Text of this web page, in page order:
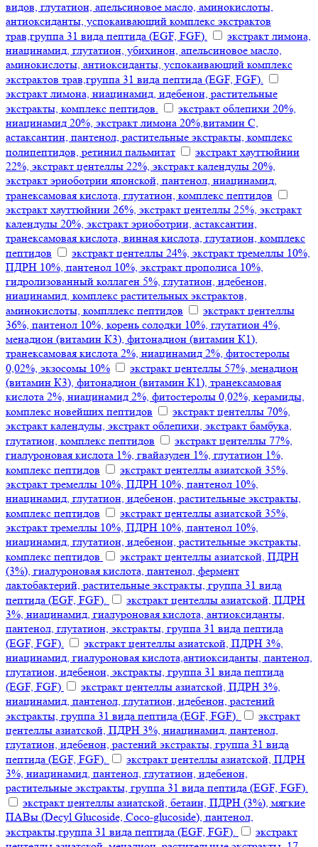
видов, глутатион, апельсиновое масло, аминокислоты,
антиоксиданты, успокаивающий комплекс экстрактов
трав,группа 31 вида пептида (EGF, FGF).
экстракт лимона,
ниацинамид, глутатион, убихинон, апельсиновое масло,
аминокислоты, антиоксиданты, успокаивающий комплекс
экстрактов трав,группа 31 вида пептида (EGF, FGF).
экстракт лимона, ниацинамид, идебенон, растительные
экстракты, комплекс пептидов.
экстракт облепихи 20%,
ниацинамид 20%, экстракт лимона 20%,витамин С,
астаксантин, пантенол, растительные экстракты, комплекс
полипептидов, ретинил пальмитат
экстракт хауттюйнии
22%, экстракт центеллы 22%, экстракт календулы 20%,
экстракт эриоботрии японской, пантенол, ниацинамид,
транексамовая кислота, глутатион, комплекс пептидов
экстракт хауттюйнии 26%, экстракт центеллы 25%, экстракт
календулы 20%, экстракт эриоботрии, астаксантин,
транексамовая кислота, винная кислота, глутатион, комплекс
пептидов
экстракт центеллы 24%, экстракт тремеллы 10%,
ПДРН 10%, пантенол 10%, экстракт прополиса 10%,
гидролизованный коллаген 5%, глутатион, идебенон,
ниацинамид, комплекс растительных экстрактов,
аминокислоты, компллекс пептидов
экстракт центеллы
36%, пантенол 10%, корень солодки 10%, глутатион 4%,
менадион (витамин К3), фитонадион (витамин К1),
транексамовая кислота 2%, ниацинамид 2%, фитостеролы
0,02%, экзосомы 10%
экстракт центеллы 57%, менадион
(витамин К3), фитонадион (витамин К1), транексамовая
кислота 2%, ниацинамид 2%, фитостеролы 0,02%, керамиды,
комплекс новейших пептидов
экстракт центеллы 70%,
экстракт календулы, экстракт облепихи, экстракт бамбука,
глутатион, комплекс пептидов
экстракт центеллы 77%,
гиалуроновая кислота 1%, гвайазулен 1%, глутатион 1%,
комплекс пептидов
экстракт центеллы азиатской 35%,
экстракт тремеллы 10%, ПДРН 10%, пантенол 10%,
ниацинамид, глутатион, идебенон, растительные экстракты,
комплекс пептидов
экстракт центеллы азиатской 35%,
экстракт тремеллы 10%, ПДРН 10%, пантенол 10%,
ниацинамид, глутатион, идебенон, растительные экстракты,
комплекс пептидов
экстракт центеллы азиатской, ПДРН
(3%), гиалуроновая кислота, пантенол, фермент
лактобактерий, растительные экстракты, группа 31 вида
пептида (EGF, FGF).
экстракт центеллы азиатской, ПДРН
3%, ниацинамид, гиалуроновая кислота, антиоксиданты,
пантенол, глутатион, экстракты, группа 31 вида пептида
(EGF, FGF).
экстракт центеллы азиатской, ПДРН 3%,
ниацинамид, гиалуроновая кислота,антиоксиданты, пантенол,
глутатион, идебенон, экстракты, группа 31 вида пептида
(EGF, FGF)
экстракт центеллы азиатской, ПДРН 3%,
ниацинамид, пантенол, глутатион, идебенон, растений
экстракты, группа 31 вида пептида (EGF, FGF).
экстракт
центеллы азиатской, ПДРН 3%, ниацинамид, пантенол,
глутатион, идебенон, растений экстракты, группа 31 вида
пептида (EGF, FGF).
экстракт центеллы азиатской, ПДРН
3%, ниацинамид, пантенол, глутатион, идебенон,
растительные экстракты, группа 31 вида пептида (EGF, FGF).
экстракт центеллы азиатской, бетаин, ПДРН (3%), мягкие
ПАВы (Decyl Glucoside, Coco-glucoside), пантенол,
экстракты,группа 31 вида пептида (EGF, FGF).
экстракт